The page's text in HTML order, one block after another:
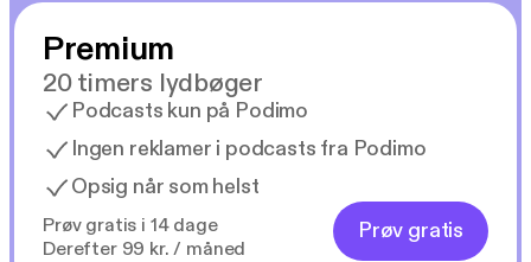
Premium
20 timers lydbøger
Podcasts kun på Podimo
Ingen reklamer i podcasts fra Podimo
Opsig når som helst
Prøv gratis i 14 dage
Derefter 99 kr. / måned
Prøv gratis